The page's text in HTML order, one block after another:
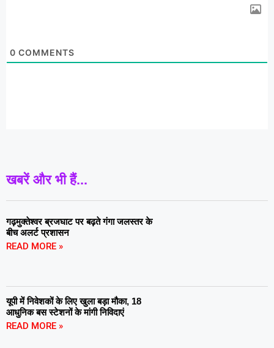
0 COMMENTS
खबरें और भी हैं...
गढ़मुक्तेश्वर ब्रजघाट पर बढ़ते गंगा जलस्तर के
बीच अलर्ट प्रशासन
READ MORE »
यूपी में निवेशकों के लिए खुला बड़ा मौका, 18
आधुनिक बस स्टेशनों के मांगी निविदाएं
READ MORE »